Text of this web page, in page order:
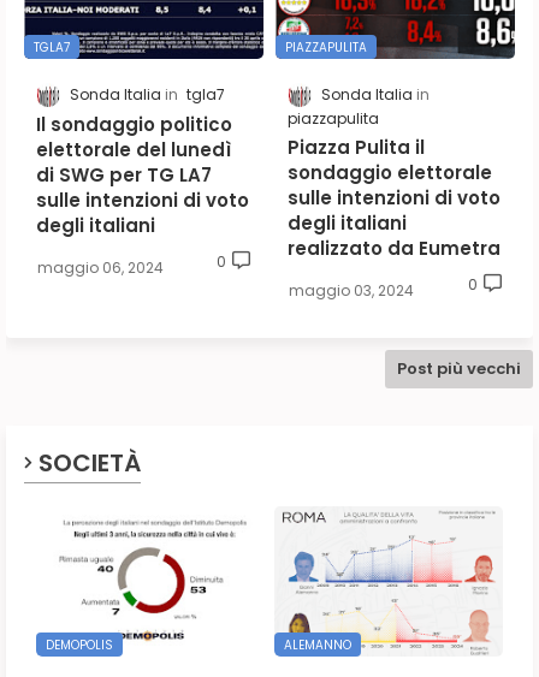
TGLA7
Sonda Italia tgla7
Il sondaggio politico
elettorale del lunedì
di SWG per TG LA7
sulle intenzioni di voto
degli italiani
maggio 06, 2024 0
PIAZZAPULITA
Sonda Italia
piazzapulita
Piazza Pulita il
sondaggio elettorale
sulle intenzioni di voto
degli italiani
realizzato da Eumetra
maggio 03, 2024 0
Post più vecchi
SOCIETÀ
DEMOPOLIS ALEMANNO